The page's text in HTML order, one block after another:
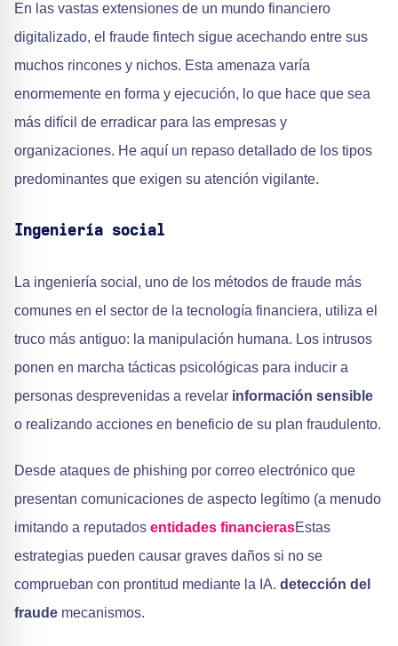
En las vastas extensiones de un mundo financiero
digitalizado, el fraude fintech sigue acechando entre sus
muchos rincones y nichos. Esta amenaza varía
enormemente en forma y ejecución, lo que hace que sea
más difícil de erradicar para las empresas y
organizaciones. He aquí un repaso detallado de los tipos
predominantes que exigen su atención vigilante.
Ingeniería social
La ingeniería social, uno de los métodos de fraude más
comunes en el sector de la tecnología financiera, utiliza el
truco más antiguo: la manipulación humana. Los intrusos
ponen en marcha tácticas psicológicas para inducir a
personas desprevenidas a revelar información sensible
o realizando acciones en beneficio de su plan fraudulento.
Desde ataques de phishing por correo electrónico que
presentan comunicaciones de aspecto legítimo (a menudo
imitando a reputados entidades financierasEstas
estrategias pueden causar graves daños si no se
comprueban con prontitud mediante la IA. detección del
fraude mecanismos.